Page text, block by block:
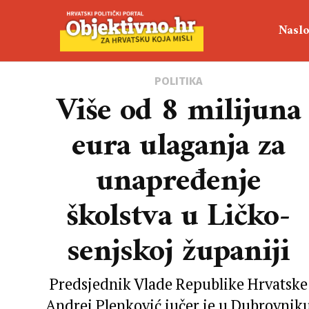
POLITIKA
Više od 8 milijuna
eura ulaganja za
unapređenje
školstva u Ličko-
senjskoj županiji
Predsjednik Vlade Republike Hrvatske